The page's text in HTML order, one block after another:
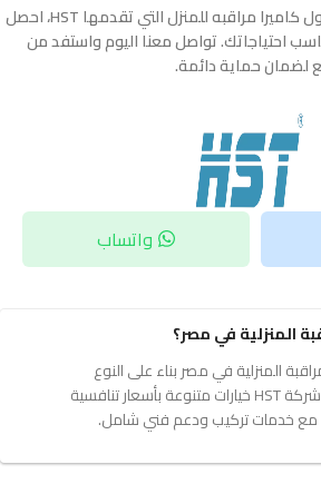
أمان منزلك بين يديك! مع حلول كاميرا مراقبه للمنزل التي تقدمها HST، احصل
احتياجاتك. تواصل معنا اليوم واستفد من
لضمان حماية دائمة.
واتساب
المنزلية في مصر؟
المنزلية في مصر بناء على النوع
والمواصفات حيث تقدم شركة HST خيارات متنوعة بأسعار تنافسية
مع خدمات تركيب ودعم فني شامل.